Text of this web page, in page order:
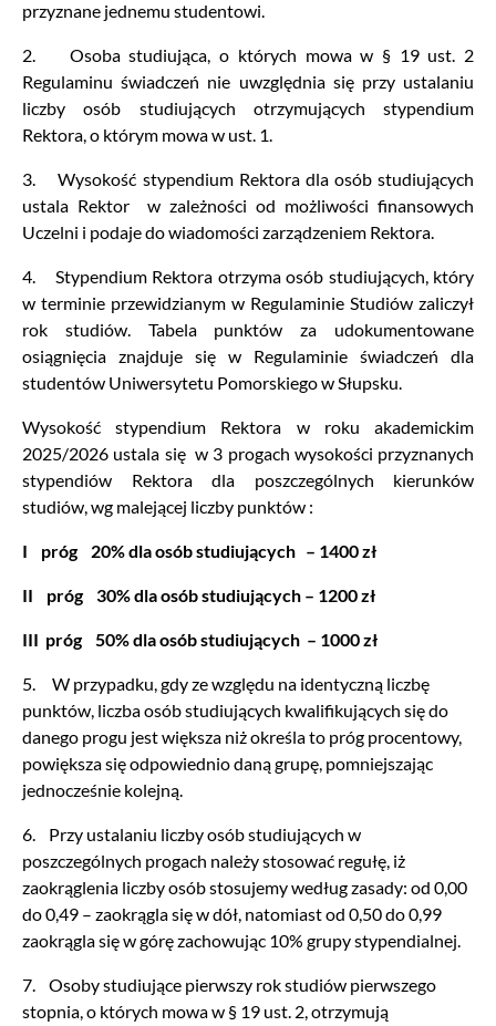
przyznane jednemu studentowi.
2. Osoba studiująca, o których mowa w § 19 ust. 2
Regulaminu świadczeń nie uwzględnia się przy ustalaniu
liczby osób studiujących otrzymujących stypendium
Rektora, o którym mowa w ust. 1.
3. Wysokość stypendium Rektora dla osób studiujących
ustala Rektor w zależności od możliwości finansowych
Uczelni i podaje do wiadomości zarządzeniem Rektora.
4. Stypendium Rektora otrzyma osób studiujących, który
w terminie przewidzianym w Regulaminie Studiów zaliczył
rok studiów. Tabela punktów za udokumentowane
osiągnięcia znajduje się w Regulaminie świadczeń dla
studentów Uniwersytetu Pomorskiego w Słupsku.
Wysokość stypendium Rektora w roku akademickim
2025/2026 ustala się w 3 progach wysokości przyznanych
stypendiów Rektora dla poszczególnych kierunków
studiów, wg malejącej liczby punktów :
I próg 20% dla osób studiujących – 1400 zł
II próg 30% dla osób studiujących – 1200 zł
III próg 50% dla osób studiujących – 1000 zł
5. W przypadku, gdy ze względu na identyczną liczbę
punktów, liczba osób studiujących kwalifikujących się do
danego progu jest większa niż określa to próg procentowy,
powiększa się odpowiednio daną grupę, pomniejszając
jednocześnie kolejną.
6. Przy ustalaniu liczby osób studiujących w
poszczególnych progach należy stosować regułę, iż
zaokrąglenia liczby osób stosujemy według zasady: od 0,00
do 0,49 – zaokrągla się w dół, natomiast od 0,50 do 0,99
zaokrągla się w górę zachowując 10% grupy stypendialnej.
7. Osoby studiujące pierwszy rok studiów pierwszego
stopnia, o których mowa w § 19 ust. 2, otrzymują